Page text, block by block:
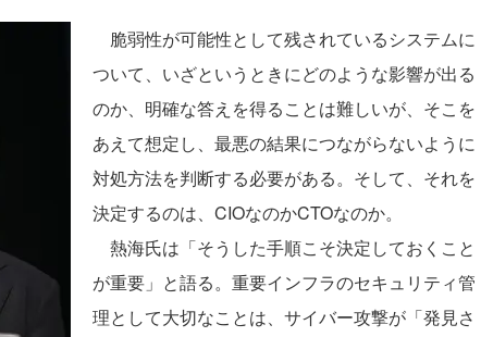
脆弱性が可能性として残されているシステムに
ついて、いざというときにどのような影響が出る
のか、明確な答えを得ることは難しいが、そこを
あえて想定し、最悪の結果につながらないように
対処方法を判断する必要がある。そして、それを
決定するのは、CIOなのかCTOなのか。
熱海氏は「そうした手順こそ決定しておくこと
が重要」と語る。重要インフラのセキュリティ管
理として大切なことは、サイバー攻撃が「発見さ